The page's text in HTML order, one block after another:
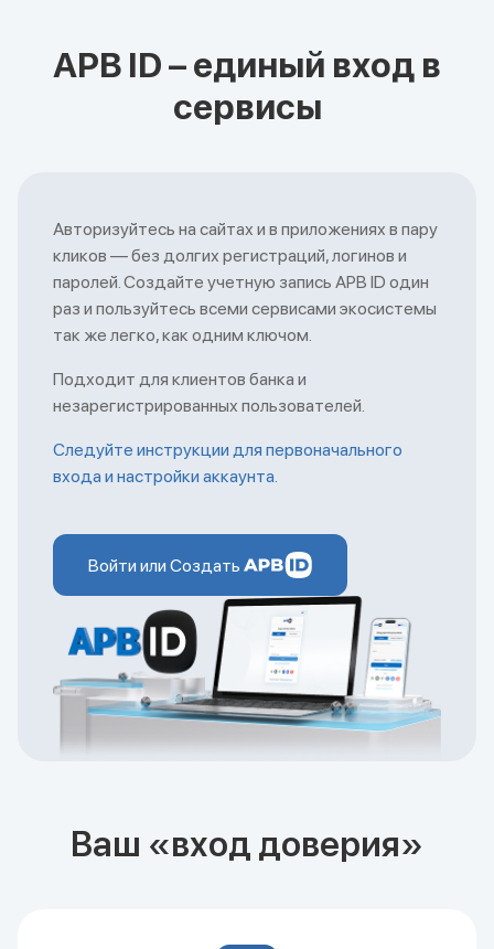
APB ID – единый вход в
сервисы
Авторизуйтесь на сайтах и в приложениях в пару
кликов — без долгих регистраций, логинов и
паролей. Создайте учетную запись APB ID один
раз и пользуйтесь всеми сервисами экосистемы
так же легко, как одним ключом.
Подходит для клиентов банка и
незарегистрированных пользователей.
Следуйте инструкции для первоначального
входа и настройки аккаунта.
Войти или Создать
Ваш «вход доверия»